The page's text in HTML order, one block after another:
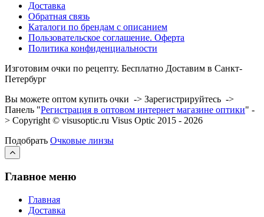
Доставка
Обратная связь
Каталоги по брендам с описанием
Пользовательское соглашение. Оферта
Политика конфиденциальности
Изготовим очки по рецепту. Бесплатно Доставим в Санкт-
Петербург
Вы можете оптом купить очки -> Зарегистрируйтесь ->
Панель "Регистрация в оптовом интернет магазине оптики" -
> Copyright © visusoptic.ru Visus Optic 2015 - 2026
Подобрать Очковые линзы
Главное меню
Главная
Доставка